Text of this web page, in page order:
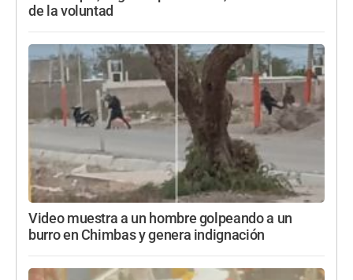
de la voluntad
Video muestra a un hombre golpeando a un
burro en Chimbas y genera indignación